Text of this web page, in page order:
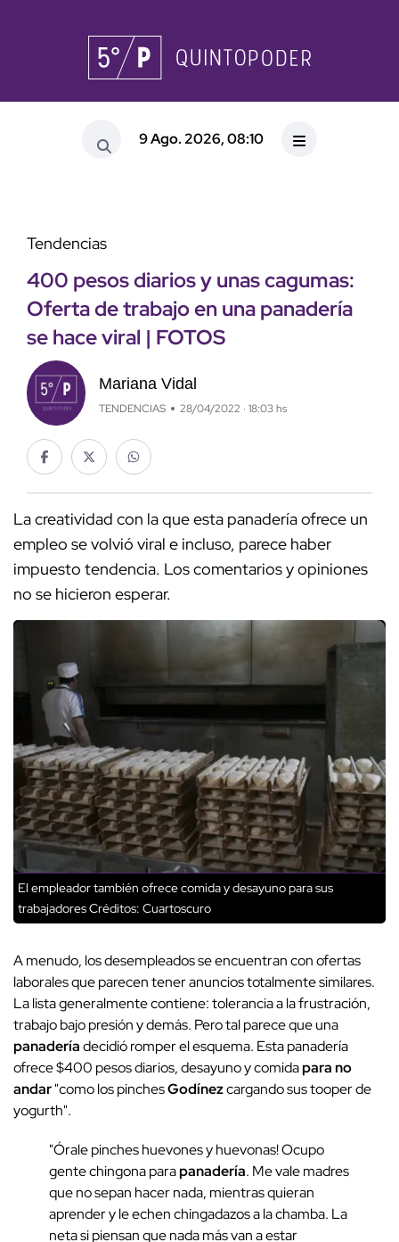
9 Ago. 2026, 08:10
Tendencias
400 pesos diarios y unas cagumas:
Oferta de trabajo en una panadería
se hace viral | FOTOS
Mariana Vidal
TENDENCIAS 28/04/2022 · 18:03 hs
La creatividad con la que esta panadería ofrece un
empleo se volvió viral e incluso, parece haber
impuesto tendencia. Los comentarios y opiniones
no se hicieron esperar.
El empleador también ofrece comida y desayuno para sus
trabajadoresCréditos: Cuartoscuro
A menudo, los desempleados se encuentran con ofertas
laborales que parecen tener anuncios totalmente similares.
La lista generalmente contiene: tolerancia a la frustración,
trabajo bajo presión y demás. Pero tal parece que una
panaderíadecidió romper el esquema. Esta panadería
ofrece $400 pesos diarios, desayuno y comidapara no
andar"como los pinchesGodínezcargando sus tooper de
yogurth".
"Órale pinches huevones y huevonas! Ocupo
gente chingona parapanadería. Me vale madres
que no sepan hacer nada, mientras quieran
aprender y le echen chingadazos a la chamba. La
neta si piensan que nada más van a estar